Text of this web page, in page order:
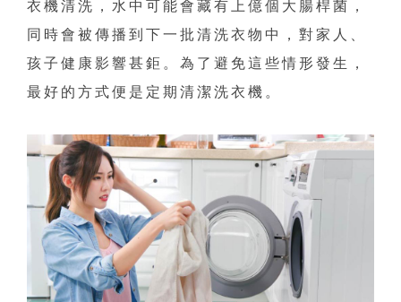
衣機清洗，水中可能會藏有上億個大腸桿菌，
同時會被傳播到下一批清洗衣物中，對家人、
孩子健康影響甚鉅。為了避免這些情形發生，
最好的方式便是定期清潔洗衣機。